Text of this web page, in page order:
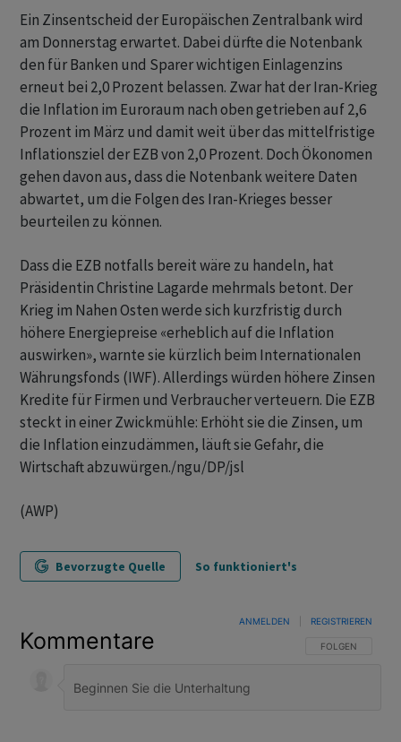
Ein Zinsentscheid der Europäischen Zentralbank wird
am Donnerstag erwartet. Dabei dürfte die Notenbank
den für Banken und Sparer wichtigen Einlagenzins
erneut bei 2,0 Prozent belassen. Zwar hat der Iran-Krieg
die Inflation im Euroraum nach oben getrieben auf 2,6
Prozent im März und damit weit über das mittelfristige
Inflationsziel der EZB von 2,0 Prozent. Doch Ökonomen
gehen davon aus, dass die Notenbank weitere Daten
abwartet, um die Folgen des Iran-Krieges besser
beurteilen zu können.
Dass die EZB notfalls bereit wäre zu handeln, hat
Präsidentin Christine Lagarde mehrmals betont. Der
Krieg im Nahen Osten werde sich kurzfristig durch
höhere Energiepreise «erheblich auf die Inflation
auswirken», warnte sie kürzlich beim Internationalen
Währungsfonds (IWF). Allerdings würden höhere Zinsen
Kredite für Firmen und Verbraucher verteuern. Die EZB
steckt in einer Zwickmühle: Erhöht sie die Zinsen, um
die Inflation einzudämmen, läuft sie Gefahr, die
Wirtschaft abzuwürgen./ngu/DP/jsl
(AWP)
Bevorzugte Quelle So funktioniert's
Kommentare FOLGE DIESER
FOLGEN
ANMELDEN REGISTRIEREN